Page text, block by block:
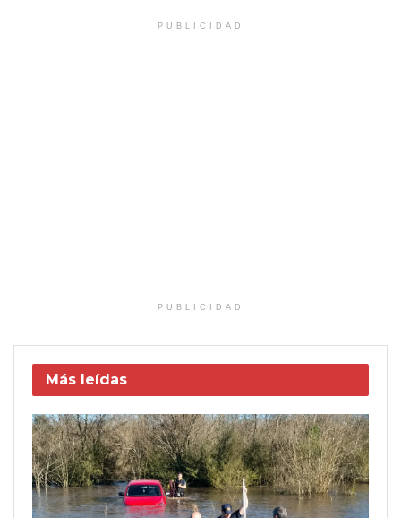
PUBLICIDAD
PUBLICIDAD
Más leídas